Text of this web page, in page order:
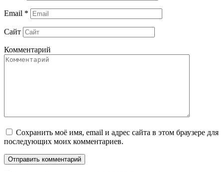
Email *
Сайт
Комментарий
Сохранить моё имя, email и адрес сайта в этом браузере для
последующих моих комментариев.